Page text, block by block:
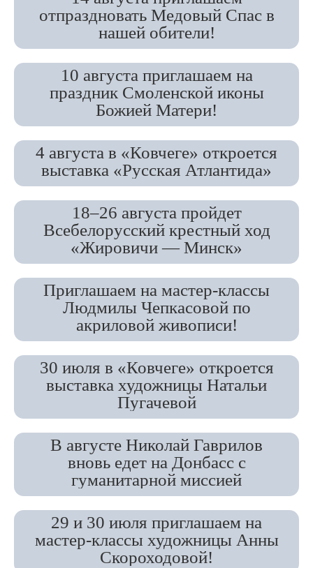
отпраздновать Медовый Спас в
нашей обители!
10 августа приглашаем на
праздник Смоленской иконы
Божией Матери!
4 августа в «Ковчеге» откроется
выставка «Русская Атлантида»
18–26 августа пройдет
Всебелорусский крестный ход
«Жировичи — Минск»
Приглашаем на мастер-классы
Людмилы Чепкасовой по
акриловой живописи!
30 июля в «Ковчеге» откроется
выставка художницы Натальи
Пугачевой
В августе Николай Гаврилов
вновь едет на Донбасс с
гуманитарной миссией
29 и 30 июля приглашаем на
мастер-классы художницы Анны
Скороходовой!